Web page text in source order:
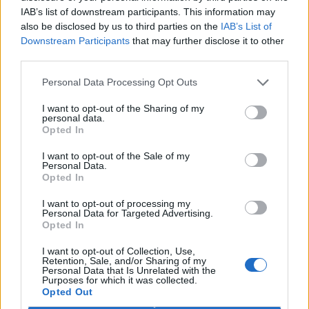
IAB’s list of downstream participants. This information may
also be disclosed by us to third parties on the IAB’s List of
Downstream Participants that may further disclose it to other
Personal Data Processing Opt Outs
I want to opt-out of the Sharing of my
personal data.
Opted In
I want to opt-out of the Sale of my
Personal Data.
Opted In
I want to opt-out of processing my
Personal Data for Targeted Advertising.
Opted In
I want to opt-out of Collection, Use,
Retention, Sale, and/or Sharing of my
Personal Data that Is Unrelated with the
Purposes for which it was collected.
Opted Out
se zapojí do akcí pro ochranu životního prostředí
Aktualizováno
25.3.2026 | PRAHA (Ekolist.cz )
Hodina Země - letos proběhne
roce 2007 v Austrálii,
symbolickým zhasnutím světel na jednu hodinu. Letos se tak
uskuteční už podvacáté. V průběhu let se akce rozšířila do více než
nabízí řadu možností, jak se mohou obce, firmy, různé kolektivy i
jednotlivci zapojit a věnovat 60 minut něčemu pozitivnímu nejen
pro planetu a pro své okolí, ale také pro sebe.
Organizace dTest připravila publikaci Chemie v
domácnosti o rizikových látkách v našich bytech
20.3.2026 | PRAHA ( Ekolist.cz)
Většina lidí si pod slovem
chemie představí laboratoř
plnou toxických látek, ne